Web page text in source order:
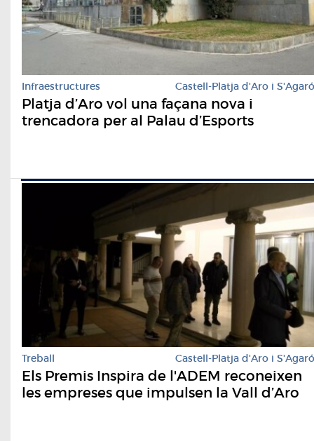
Infraestructures Castell-Platja d'Aro i S'Agaró
Platja d’Aro vol una façana nova i
trencadora per al Palau d’Esports
Treball Castell-Platja d'Aro i S'Agaró
Els Premis Inspira de l'ADEM reconeixen
les empreses que impulsen la Vall d’Aro